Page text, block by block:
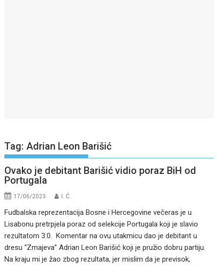
Tag:Adrian Leon Barišić
Ovako je debitant Barišić vidio poraz BiH od
Portugala
17/06/2023 I. Ć.
Fudbalska reprezentacija Bosne i Hercegovine večeras je u
Lisabonu pretrpjela poraz od selekcije Portugala koji je slavio
rezultatom 3:0. Komentar na ovu utakmicu dao je debitant u
dresu “Zmajeva” Adrian Leon Barišić koji je pružio dobru partiju.
Na kraju mi je žao zbog rezultata, jer mislim da je previsok,